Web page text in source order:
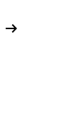
arrow_right_alt